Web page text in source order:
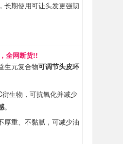
长期使用可让头发更强韧
全网断货!!
生元复合物可调节头皮环
生物，可抗氧化并减少
。
厚重、不黏腻，可减少油